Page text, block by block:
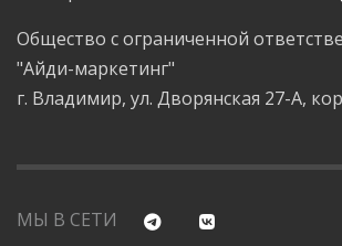
Общество с ограниченной
"Айди-маркетинг"
г. Владимир, ул. Дворянская 27-А,
МЫ В СЕТИ